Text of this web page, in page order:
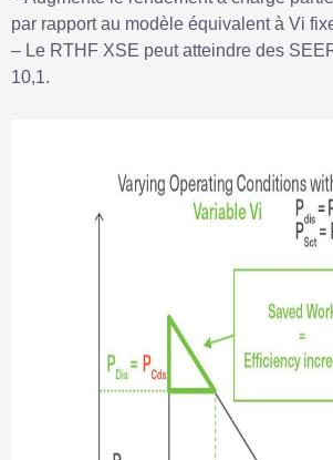
par rapport au modèle équivalent à Vi
– Le RTHF XSE peut atteindre des
10,1.